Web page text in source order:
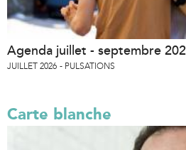
Agenda juillet - septembre
JUILLET 2026 PULSATIONS
Carte blanche